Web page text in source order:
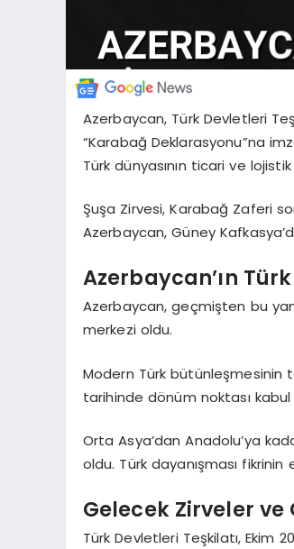
Azerbaycan, Türk Devletleri
“Karabağ Deklarasyonu”na
Türk dünyasının ticari ve
Şuşa Zirvesi, Karabağ Zaferi
Azerbaycan, Güney
Azerbaycan’ın
Azerbaycan, geçmişten bu
merkezi oldu.
Modern Türk bütünleşmesinin
tarihinde dönüm noktası
Orta Asya’dan Anadolu’ya
oldu. Türk dayanışması
Gelecek Zirveler ve
Türk Devletleri Teşkilatı, Ekim